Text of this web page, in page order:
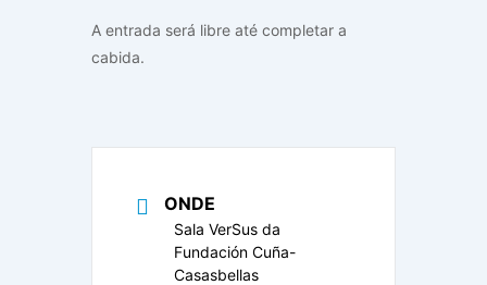
A entrada será libre até completar a
cabida.
ONDE
Sala VerSus da
Fundación Cuña-
Casasbellas